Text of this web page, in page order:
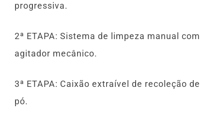
progressiva.
2ª ETAPA: Sistema de limpeza manual com
agitador mecânico.
3ª ETAPA: Caixão extraível de recoleção de
pó.